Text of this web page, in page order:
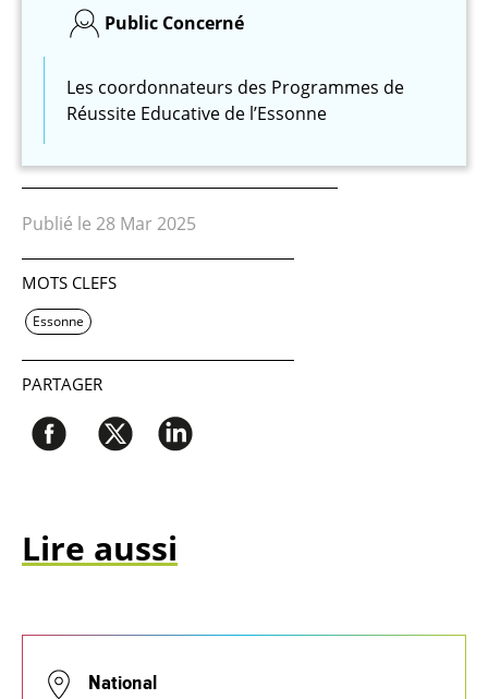
Public Concerné
Les coordonnateurs des Programmes de
Réussite Educative de l’Essonne
Publié le 28 Mar 2025
MOTS CLEFS
Essonne
PARTAGER
Lire aussi
National